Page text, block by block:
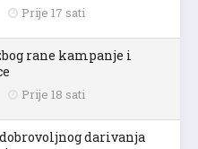
Prije 17 sati
rane kampanje i
Prije 18 sati
darivanja